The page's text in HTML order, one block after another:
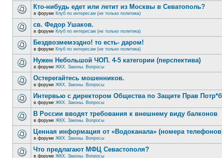
Кто-нибудь едет или летит из Москвы в Севатополь?
в форуме Клуб по интересам (не только политика)
св. Федор Ушаков.
в форуме Клуб по интересам (не только политика)
Бездвозмемэздно! то есть- даром!
в форуме Клуб по интересам (не только политика)
Нужен Небольшой ЧОП. 4-5 категории (перспектива)
в форуме ЖКХ. Законы. Вопросы
Остерегайтесь мошенников.
в форуме ЖКХ. Законы. Вопросы
Интервью с директором Общества по Защите Прав
в форуме ЖКХ. Законы. Вопросы
В России вводят требования к внешнему виду балконов
в форуме ЖКХ. Законы. Вопросы
Ценная информация от «Водоканала» (номера
в форуме ЖКХ. Законы. Вопросы
Что предлагают МФЦ Севастополя?
в форуме ЖКХ. Законы. Вопросы